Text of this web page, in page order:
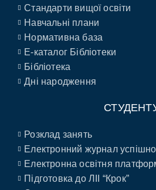
Стандарти вищої освіти
Навчальні плани
Нормативна база
E-каталог Бібліотеки
Бібліотека
Дні народження
Розклад занять
Електронний журнал
Електронна освітня
Підготовка до ЛІІ “Крок”